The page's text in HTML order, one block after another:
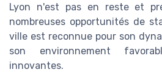
Lyon n'est pas en reste et
nombreuses opportunités de
ville est reconnue pour son
son environnement
innovantes.